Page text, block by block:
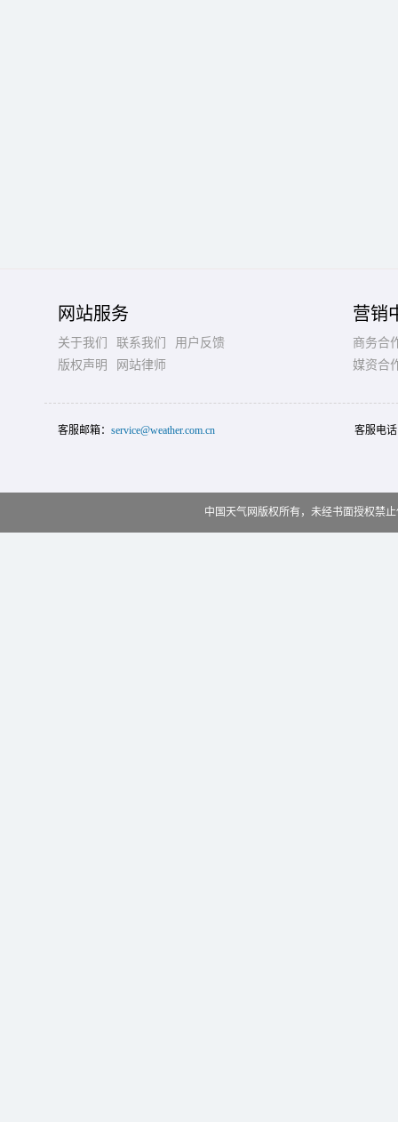
网站服务
关于我们 联系我们
用户反馈
版权声明
网站律师
营销
商务合
媒资合
客服邮箱： service@weather.com.cn 客服电
中国天气网版权所有，未经书面授权